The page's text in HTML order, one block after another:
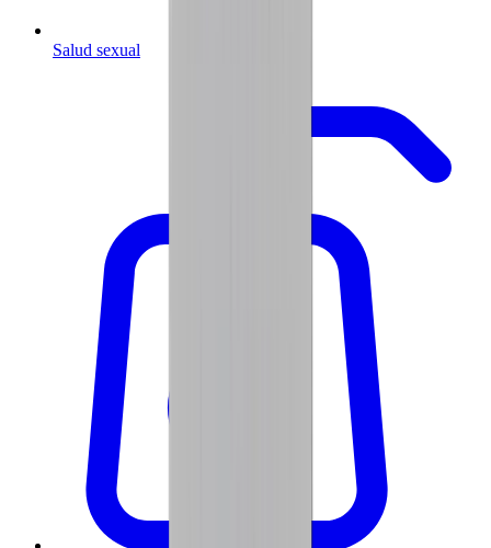
Salud sexual